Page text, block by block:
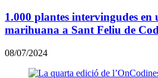
1.000 plantes intervingudes en
marihuana a Sant Feliu de
08/07/2024